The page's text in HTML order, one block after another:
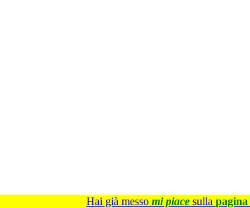
Hai già messo mi piace sulla pagina